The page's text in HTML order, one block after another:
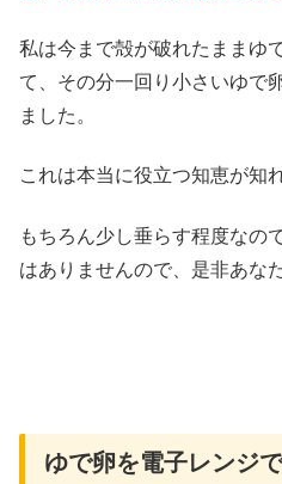
私は今まで殻が破れたままゆ
て、その分一回り小さいゆで
ました。
これは本当に役立つ知恵が知
もちろん少し垂らす程度なの
はありませんので、是非あな
ゆで卵を電子レンジ